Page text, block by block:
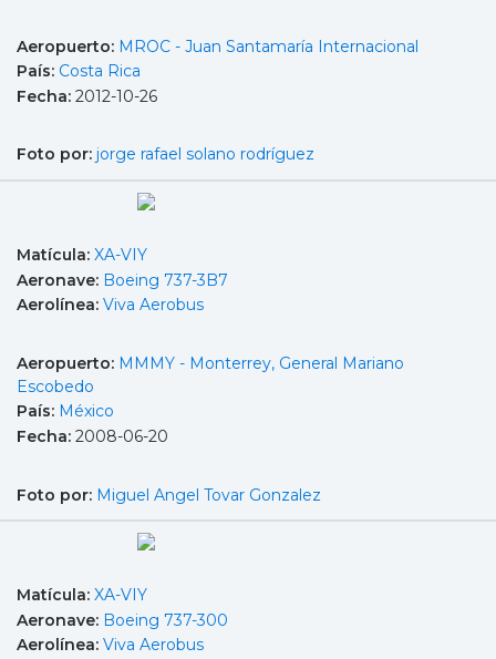
Aeropuerto: MROC - Juan Santamaría Internacional
País: Costa Rica
Fecha: 2012-10-26
Foto por: jorge rafael solano rodríguez
Matícula: XA-VIY
Aeronave: Boeing 737-3B7
Aerolínea: Viva Aerobus
Aeropuerto: MMMY - Monterrey, General Mariano
Escobedo
País: México
Fecha: 2008-06-20
Foto por: Miguel Angel Tovar Gonzalez
Matícula: XA-VIY
Aeronave: Boeing 737-300
Aerolínea: Viva Aerobus